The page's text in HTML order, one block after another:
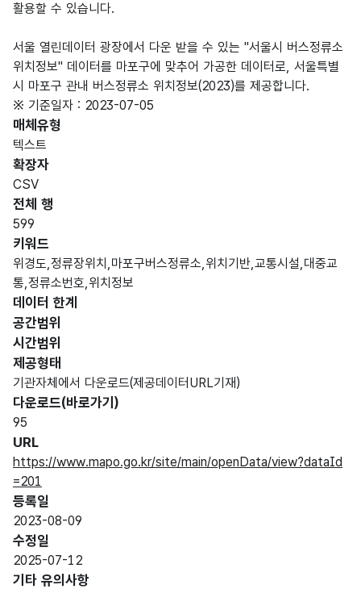
활용할 수 있습니다.
서울 열린데이터 광장에서 다운 받을 수 있는 "서울시 버스정류소
위치정보" 데이터를 마포구에 맞추어 가공한 데이터로, 서울특별
시 마포구 관내 버스정류소 위치정보(2023)를 제공합니다.
※ 기준일자 : 2023-07-05
매체유형
텍스트
확장자
CSV
전체 행
599
키워드
위경도,정류장위치,마포구버스정류소,위치기반,교통시설,대중교
통,정류소번호,위치정보
데이터 한계
공간범위
시간범위
제공형태
기관자체에서 다운로드(제공데이터URL기재)
다운로드(바로가기)
95
URL
https://www.mapo.go.kr/site/main/openData/view?dataId
=201
등록일
2023-08-09
수정일
2025-07-12
기타 유의사항